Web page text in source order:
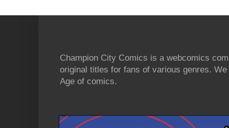
Champion City Comics is a webcomics
original titles for fans of various genres.
Age of comics.